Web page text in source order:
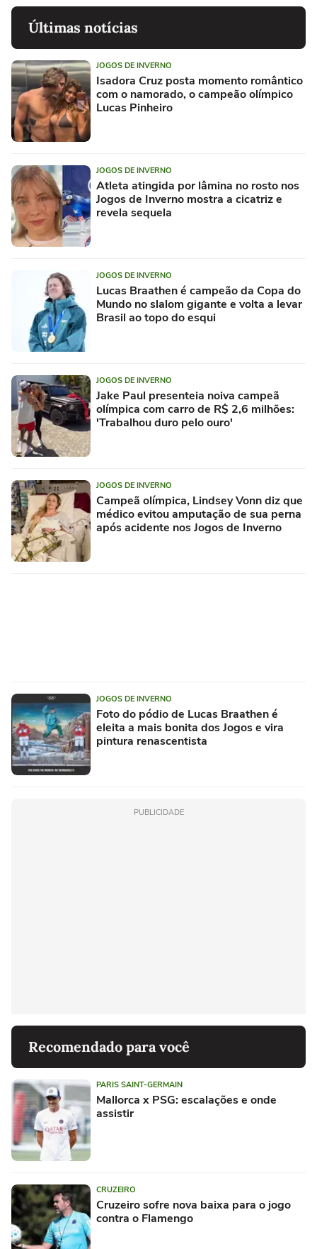
Últimas notícias
JOGOS DE INVERNO
Isadora Cruz posta momento romântico
com o namorado, o campeão olímpico
Lucas Pinheiro
JOGOS DE INVERNO
Atleta atingida por lâmina no rosto nos
Jogos de Inverno mostra a cicatriz e
revela sequela
JOGOS DE INVERNO
Lucas Braathen é campeão da Copa do
Mundo no slalom gigante e volta a levar
Brasil ao topo do esqui
JOGOS DE INVERNO
Jake Paul presenteia noiva campeã
olímpica com carro de R$ 2,6 milhões:
'Trabalhou duro pelo ouro'
JOGOS DE INVERNO
Campeã olímpica, Lindsey Vonn diz que
médico evitou amputação de sua perna
após acidente nos Jogos de Inverno
JOGOS DE INVERNO
Foto do pódio de Lucas Braathen é
eleita a mais bonita dos Jogos e vira
pintura renascentista
PUBLICIDADE
Recomendado para você
PARIS SAINT-GERMAIN
Mallorca x PSG: escalações e onde
assistir
CRUZEIRO
Cruzeiro sofre nova baixa para o jogo
contra o Flamengo